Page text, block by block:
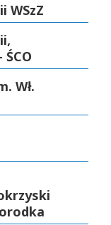
WSzZ
Wł.